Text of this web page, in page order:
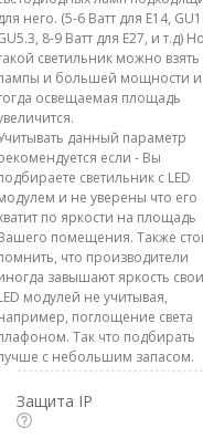
него. (5-6 Ватт для E14,
8-9 Ватт для E27, и т.д)
светильник можно взять
и большей мощности и
освещаемая площадь
данный параметр
если - Вы
светильник с LED
и не уверены что его
по яркости на площадь
помещения. Также
что производители
завышают яркость
модулей не учитывая,
поглощение света
Так что подбирать
с небольшим запасом.
Защита IP